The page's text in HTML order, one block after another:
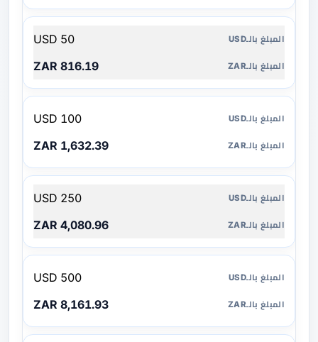
50 USD
816.19 ZAR
100 USD
1,632.39 ZAR
250 USD
4,080.96 ZAR
500 USD
8,161.93 ZAR